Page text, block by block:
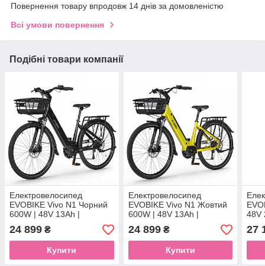
Повернення товару впродовж 14 днів за домовленістю
Всі умови повернення
Подібні товари компанії
Електровелосипед
EVOBIKE Vivo N1 Чорний
600W | 48V 13Ah |
сучасний велосипед 26" ,
сучасний міський e-bike
26" з корзиною
24 899 ₴
Купити
Електровелосипед
EVOBIKE Vivo N1 Жовтий
600W | 48V 13Ah |
сучасний велосипед 26" ,
сучасний міський e-bike
26" з корзиною
24 899₴
Купити
48V
27